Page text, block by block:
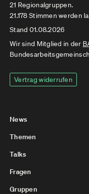
21 Regionalgruppen.
21.178 Stimmen werden
Stand 01.08.2026
Wir sind Mitglied in der
Vertrag widerrufen
News
Themen
Talks
Fragen
Gruppen